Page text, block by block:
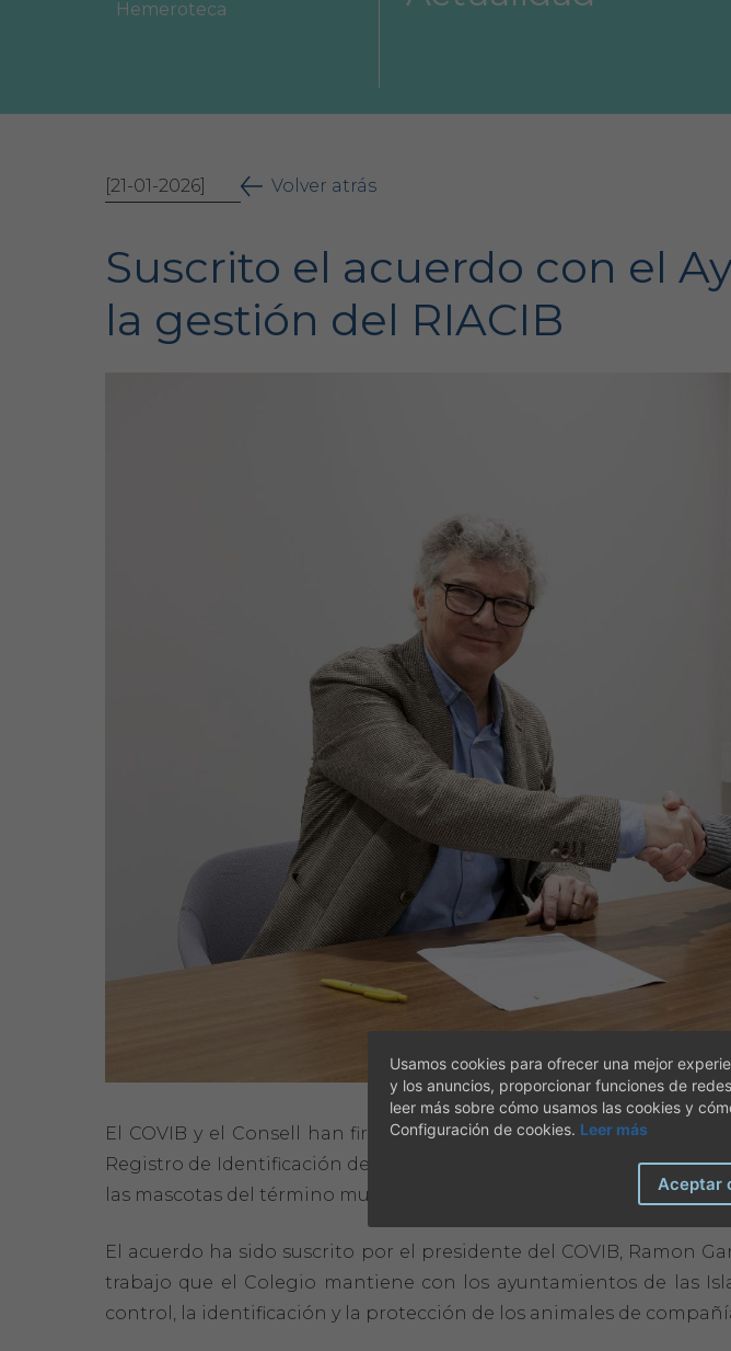
Área Colegial
Hemeroteca
[21-01-2026] Volver atrás
Suscrito el acuerdo con el
la gestión del RIACIB
El COVIB y el Consell han firmado un convenio de colaboración
Registro de Identificación de Animales de Compañía de las Islas
las mascotas del término municipal.
El acuerdo ha sido suscrito por el presidente del COVIB, Ramon
trabajo que el Colegio mantiene con los ayuntamientos de las
control, la identificación y la protección de los animales de
Usamos cookies para ofrecer una mejor
y los anuncios, proporcionar funciones de
leer más sobre cómo usamos las cookies y
Configuración de cookies. Leer más
Aceptar